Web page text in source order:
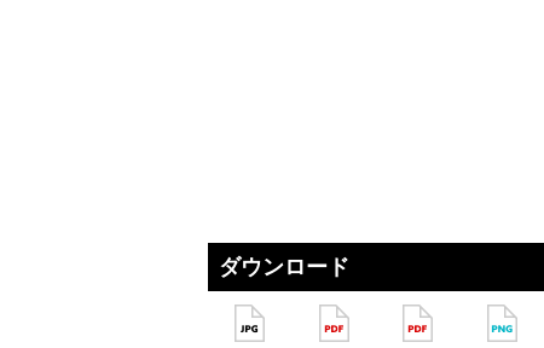
ダウンロード